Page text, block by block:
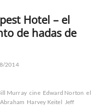
Hotel – el
de hadas de
2014
Murray cine Edward Norton el
Harvey Keitel Jeff